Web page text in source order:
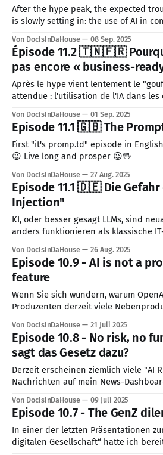
After the hype peak, the expected
is slowly setting in: the use of AI in
which I have already discussed in
would like to address another reason
Von DocIsInDaHouse 08 Sep. 2025
Épisode 11.2 🇹🇳🇫🇷
pas encore « business-
Après le hype vient lentement le
attendue : l'utilisation de l'IA dans
j'ai déjà abordé dans les éditions
je vais aborder une
Von DocIsInDaHouse 01 Sep. 2025
Episode 11.1 🇬🇧 The
First "it's promp.td" episode in
😉 Live long and prosper 😉🖖
Von DocIsInDaHouse 27 Aug. 2025
Episode 11.1 🇩🇪 Die
Injection"
KI, oder besser gesagt LLMs, sind
anders funktionieren als klassische
Herausforderung für die
Risikoklasse darstellen, für die es
gibt. Eines der größten Gefahren, die
Von DocIsInDaHouse 26 Aug. 2025
Episode 10.9 - AI is not a
feature
Wenn Sie sich wundern, warum
Produzenten derzeit viele
Sie sich nur einen alten Steve Jobs
rufen: "It's a feature, not a product" -
entweder in hiesigen Newsletter
Von DocIsInDaHouse 21 Juli 2025
Episode 10.8 - No risk, no
sagt das Gesetz dazu?
Derzeit erscheinen ziemlich viele "AI
Nachrichten auf mein News-
zu diesem Thema bereits 2 Deadlines
Februar 2025 (war schon) und den 2.
Wochen). Die
Von DocIsInDaHouse 09 Juli 2025
Episode 10.7 - The GenZ
In einer der letzten Präsentationen
digitalen Gesellschaft“ hatte ich